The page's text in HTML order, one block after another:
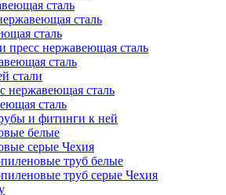
сталь
сталь
сталь
пресс нержавеющая сталь
сталь
стали
нержавеющая сталь
сталь
и фитинги к ней
белые
серые Чехия
труб белые
труб серые Чехия